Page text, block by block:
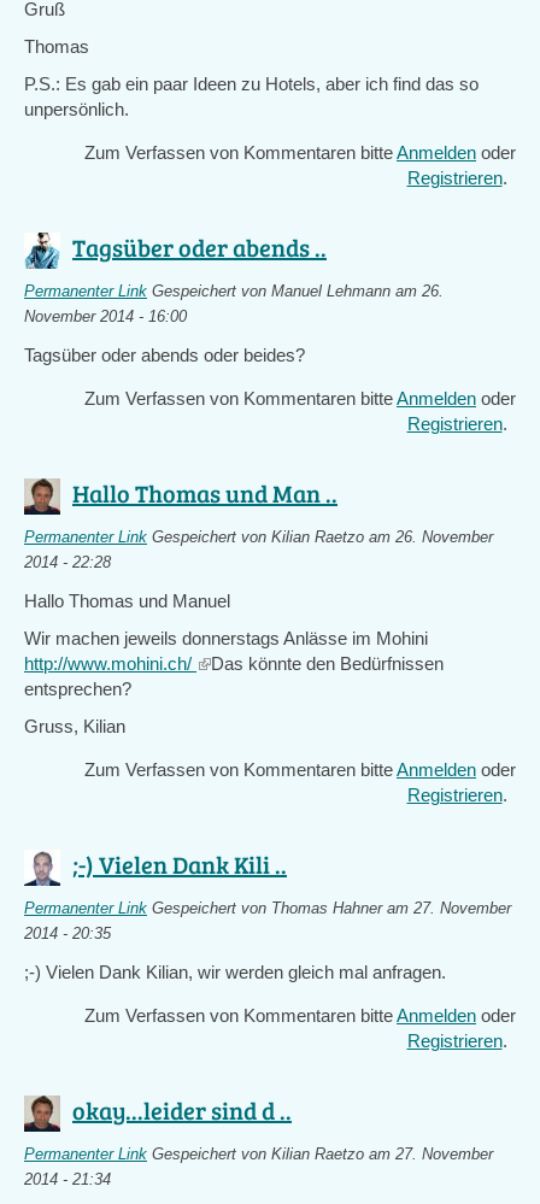
Gruß
Thomas
P.S.: Es gab ein paar Ideen zu Hotels, aber ich find das so
unpersönlich.
Zum Verfassen von Kommentaren bitteAnmelden oder
Registrieren.
Tagsüber oder abends ..
Permanenter Link Gespeichert von Manuel Lehmann am 26.
November 2014 - 16:00
Tagsüber oder abends oder beides?
Zum Verfassen von Kommentaren bitteAnmelden oder
Registrieren.
Hallo Thomas und Man ..
Permanenter Link Gespeichert von Kilian Raetzo am 26. November
2014 - 22:28
Hallo Thomas und Manuel
Wir machen jeweils donnerstags Anlässe im Mohini
http://www.mohini.ch/ (linkDas könnte den Bedürfnissen
entsprechen?
Gruss, Kilian
Zum Verfassen von Kommentaren bitteAnmelden oder
Registrieren.
;-) Vielen Dank Kili ..
Permanenter Link Gespeichert von Thomas Hahneram 27. November
2014 - 20:35
;-) Vielen Dank Kilian, wir werden gleich mal anfragen.
Zum Verfassen von Kommentaren bitteAnmelden oder
Registrieren.
okay...leider sind d ..
Permanenter Link Gespeichert von Kilian Raetzo am 27. November
2014 - 21:34